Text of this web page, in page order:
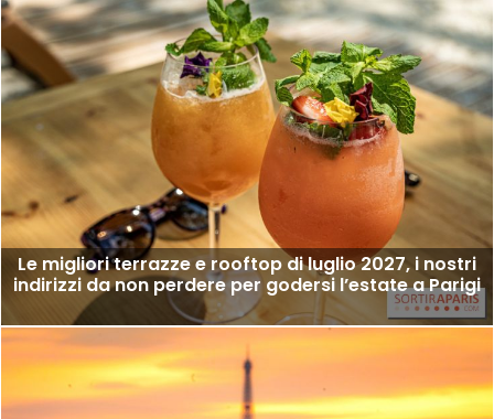
Le migliori terrazze e rooftop di luglio 2027, i nostri
indirizzi da non perdere per godersi l’estate a Parigi